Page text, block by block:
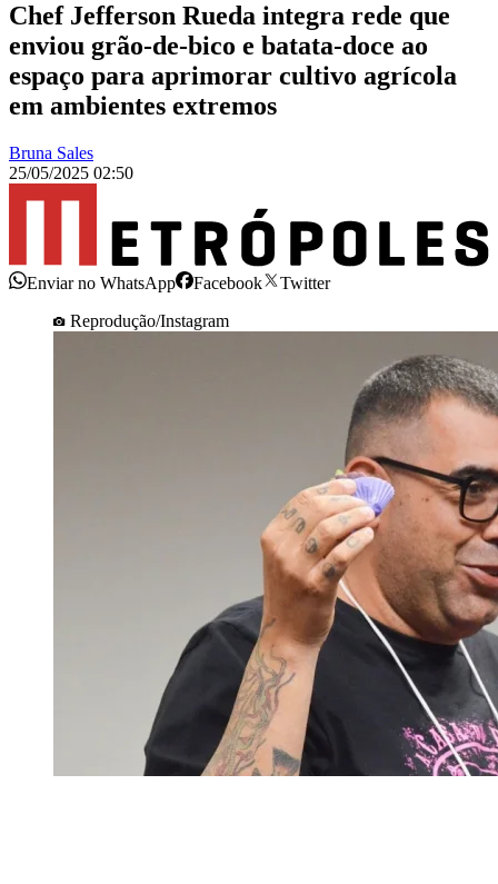
Chef Jefferson Rueda integra rede que
enviou grão-de-bico e batata-doce ao
espaço para aprimorar cultivo agrícola
em ambientes extremos
Bruna Sales
25/05/2025 02:50
Enviar no WhatsApp Facebook
Twitter
Reprodução/Instagram